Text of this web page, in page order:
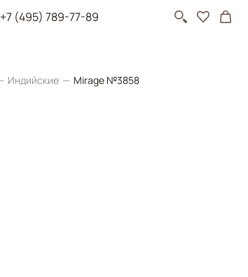
+7 (495) 789-77-89
Индийские Mirage №3858